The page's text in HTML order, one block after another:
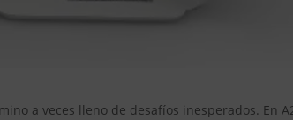
a veces lleno de desafíos inesperados. En